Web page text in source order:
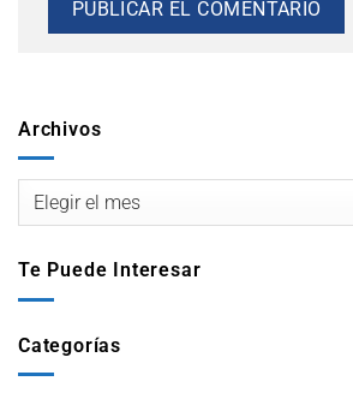
Archivos
Te Puede Interesar
Categorías